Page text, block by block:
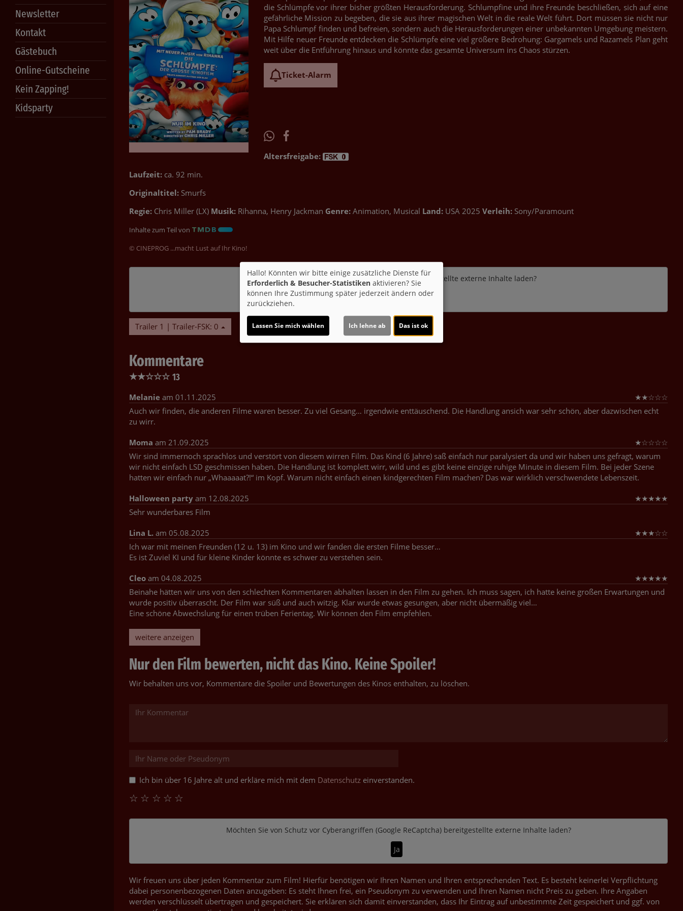
Newsletter
Kontakt
Gästebuch
Online-Gutscheine
Kein Zapping!
Kidsparty
die Schlümpfe vor ihrer bisher größten Herausforderung. Schlumpfine und ihre Freunde beschließen, sich auf eine
gefährliche Mission zu begeben, die sie aus ihrer magischen Welt in die reale Welt führt. Dort müssen sie nicht nur
Papa Schlumpf finden und befreien, sondern auch die Herausforderungen einer unbekannten Umgebung meistern.
Mit Hilfe neuer Freunde entdecken die Schlümpfe eine viel größere Bedrohung: Gargamels und Razamels Plan geht
weit über die Entführung hinaus und könnte das gesamte Universum ins Chaos stürzen.
Ticket-Alarm
Altersfreigabe:
Laufzeit: ca. 92 min.
Originaltitel: Smurfs
Regie: Chris Miller (LX) Musik: Rihanna, Henry Jackman Genre: Animation, Musical Land: USA 2025 Verleih: Sony/Paramount
Inhalte zum Teil von
© CINEPROG ...macht Lust auf Ihr Kino!
Möchten Sie vonYoutube (Trailer ansehen)bereitgestellte externe Inhalte laden?
Ja
Trailer 1 | Trailer-FSK: 0
Kommentare
★★☆☆☆ 13
Melanie am 01.11.2025 ★★☆☆☆
Auch wir finden, die anderen Filme waren besser. Zu viel Gesang… irgendwie enttäuschend. Die Handlung ansich war sehr schön, aber dazwischen echt
zu wirr.
Moma am 21.09.2025 ★☆☆☆☆
Wir sind immernoch sprachlos und verstört von diesem wirren Film. Das Kind (6 Jahre) saß einfach nur paralysiert da und wir haben uns gefragt, warum
wir nicht einfach LSD geschmissen haben. Die Handlung ist komplett wirr, wild und es gibt keine einzige ruhige Minute in diesem Film. Bei jeder Szene
hatten wir einfach nur „Whaaaaat?!“ im Kopf. Warum nicht einfach einen kindgerechten Film machen? Das war wirklich verschwendete Lebenszeit.
Halloween party am 12.08.2025 ★★★★★
Sehr wunderbares Film
Lina L. am 05.08.2025 ★★★☆☆
Ich war mit meinen Freunden (12 u. 13) im Kino und wir fanden die ersten Filme besser…
Es ist Zuviel KI und für kleine Kinder könnte es schwer zu verstehen sein.
Cleo am 04.08.2025 ★★★★★
Beinahe hätten wir uns von den schlechten Kommentaren abhalten lassen in den Film zu gehen. Ich muss sagen, ich hatte keine großen Erwartungen und
wurde positiv überrascht. Der Film war süß und auch witzig. Klar wurde etwas gesungen, aber nicht übermäßig viel…
Eine schöne Abwechslung für einen trüben Ferientag. Wir können den Film empfehlen.
weitere anzeigen
Nur den Film bewerten, nicht das Kino. Keine Spoiler!
Wir behalten uns vor, Kommentare die Spoiler und Bewertungen des Kinos enthalten, zu löschen.
Ich bin über 16 Jahre alt und erkläre mich mit dem Datenschutz einverstanden.
☆
☆
☆
☆
☆
Möchten Sie von Schutz vor Cyberangriffen (Google ReCaptcha)bereitgestellte externe Inhalte laden?
Ja
Wir freuen uns über jeden Kommentar zum Film! Hierfür benötigen wir Ihren Namen und Ihren entsprechenden Text. Es besteht keinerlei Verpflichtung
dabei personenbezogenen Daten anzugeben: Es steht Ihnen frei, ein Pseudonym zu verwenden und Ihren Namen nicht Preis zu geben. Ihre Angaben
werden verschlüsselt übertragen und gespeichert. Sie erklären sich damit einverstanden, dass Ihr Eintrag auf unbestimmte Zeit gespeichert und ggf. von
Hallo! Könnten wir bitte einige zusätzliche Dienste für
Erforderlich & Besucher-Statistiken aktivieren? Sie
können Ihre Zustimmung später jederzeit ändern oder
zurückziehen.
Lassen Sie mich wählen Ich lehne ab Das ist ok